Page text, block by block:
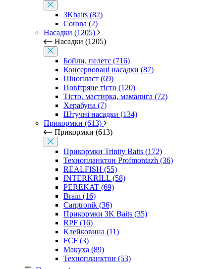
3Kbaits (82)
Corona (2)
Насадки (1205)
Насадки (1205)
Бойли, пелетс (716)
Консервовані насадки (87)
Пінопласт (69)
Повітряне тісто (120)
Тісто, мастирка, мамалига (72)
Херабуна (7)
Штучні насадки (134)
Прикормки (613)
Прикормки (613)
Прикормки Trinity Baits (172)
Технопланктон Profmontazh (36)
REALFISH (55)
INTERKRILL (58)
PEREKAT (69)
Brain (16)
Carptronik (36)
Прикормки 3K Baits (35)
RPF (16)
Клейковина (11)
FCF (3)
Макуха (89)
Технопланктон (53)